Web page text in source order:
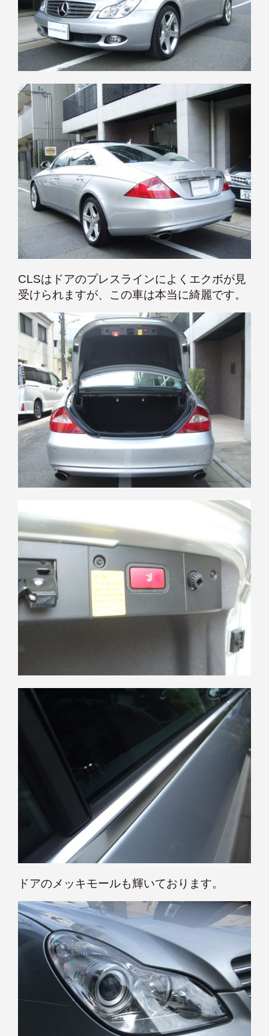
CLSはドアのプレスラインによくエクボが見
受けられますが、この車は本当に綺麗です。
ドアのメッキモールも輝いております。